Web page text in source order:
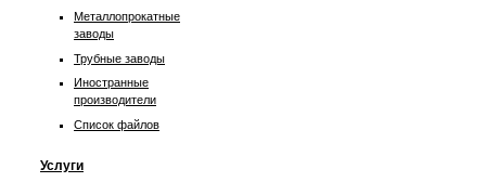
Металлопрокатные
заводы
Трубные заводы
Иностранные
производители
Список файлов
Услуги